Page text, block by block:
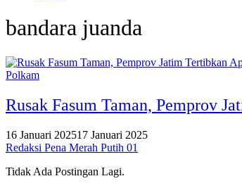
bandara juanda
Polkam
Rusak Fasum Taman, Pemprov
16 Januari 202517 Januari 2025
Redaksi Pena Merah Putih 01
Tidak Ada Postingan Lagi.